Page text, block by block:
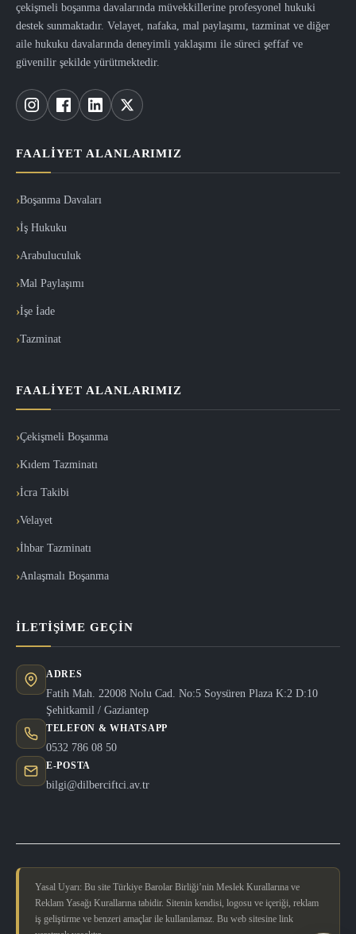
çekişmeli boşanma davalarında müvekkillerine profesyonel hukuki
destek sunmaktadır. Velayet, nafaka, mal paylaşımı, tazminat ve diğer
aile hukuku davalarında deneyimli yaklaşımı ile süreci şeffaf ve
güvenilir şekilde yürütmektedir.
FAALIYET ALANLARIMIZ
Boşanma Davaları
İş Hukuku
Arabuluculuk
Mal Paylaşımı
İşe İade
Tazminat
FAALIYET ALANLARIMIZ
Çekişmeli Boşanma
Kıdem Tazminatı
İcra Takibi
Velayet
İhbar Tazminatı
Anlaşmalı Boşanma
İLETIŞIME GEÇIN
ADRES
Fatih Mah. 22008 Nolu Cad. No:5 Soysüren Plaza K:2 D:10
Şehitkamil / Gaziantep
TELEFON & WHATSAPP
0532 786 08 50
E-POSTA
bilgi@dilberciftci.av.tr
Yasal Uyarı: Bu site Türkiye Barolar Birliği’nin Meslek Kurallarına ve
Reklam Yasağı Kurallarına tabidir. Sitenin kendisi, logosu ve içeriği, reklam
iş geliştirme ve benzeri amaçlar ile kullanılamaz. Bu web sitesine link